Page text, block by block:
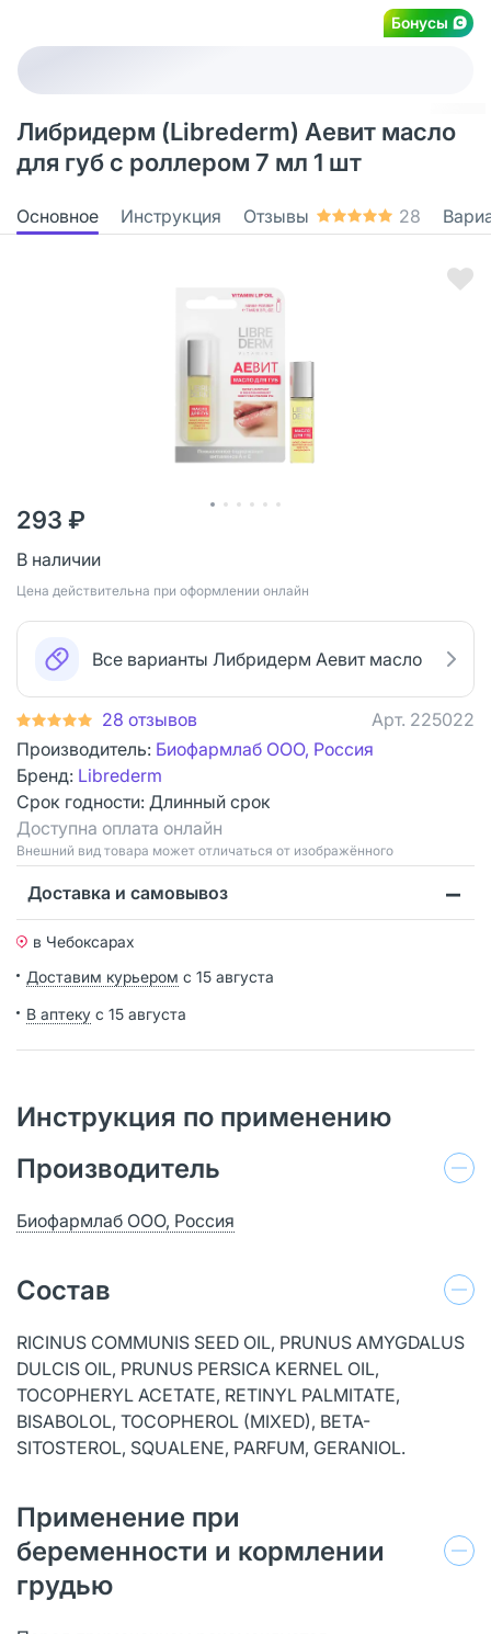
Бонусы
Либридерм (Librederm) Аевит масло
для губ с роллером 7 мл 1 шт
Основное Инструкция Отзывы 28
293 ₽
В наличии
Цена действительна при оформлении онлайн
Все варианты Либридерм Аевит масло
28 отзывов Арт. 225022
Производитель: Биофармлаб ООО, Россия
Бренд: Librederm
Срок годности: Длинный срок
Доступна оплата онлайн
Bнешний вид товара может отличаться от изображённого
Доставка и самовывоз
в Чебоксарах
Доставим курьером с 15 августа
В аптеку с 15 августа
Инструкция по применению
Производитель
Биофармлаб ООО, Россия
Состав
RICINUS COMMUNIS SEED OIL, PRUNUS AMYGDALUS
DULCIS OIL, PRUNUS PERSICA KERNEL OIL,
TOCOPHERYL ACETATE, RETINYL PALMITATE,
BISABOLOL, TOCOPHEROL (MIXED), BETA-
SITOSTEROL, SQUALENE, PARFUM, GERANIOL.
Применение при
беременности и кормлении
грудью